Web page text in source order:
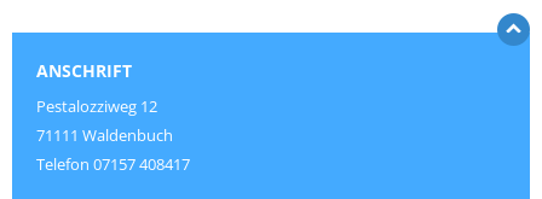
ANSCHRIFT
Pestalozziweg 12
71111 Waldenbuch
Telefon 07157 408417